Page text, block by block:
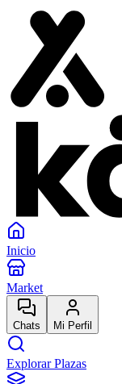
Inicio
Market
Chats Mi Perfil
Explorar Plazas